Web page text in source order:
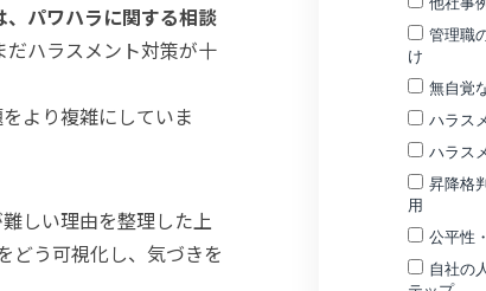
パワハラに関する相談
だハラスメント対策が十
より複雑にしていま
しい理由を整理した上
どう可視化し、気づきを